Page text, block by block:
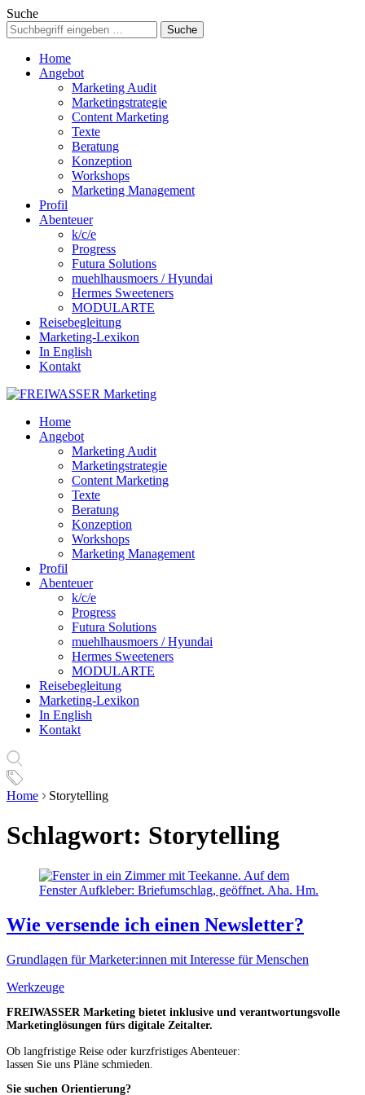
Suche
Home
Angebot
Marketing Audit
Marketingstrategie
Content Marketing
Texte
Beratung
Konzeption
Workshops
Marketing Management
Profil
Abenteuer
k/c/e
Progress
Futura Solutions
muehlhausmoers / Hyundai
Hermes Sweeteners
MODULARTE
Reisebegleitung
Marketing-Lexikon
In English
Kontakt
Home
Angebot
Marketing Audit
Marketingstrategie
Content Marketing
Texte
Beratung
Konzeption
Workshops
Marketing Management
Profil
Abenteuer
k/c/e
Progress
Futura Solutions
muehlhausmoers / Hyundai
Hermes Sweeteners
MODULARTE
Reisebegleitung
Marketing-Lexikon
In English
Kontakt
Home Storytelling
Schlagwort: Storytelling
Wie versende ich einen Newsletter?
Grundlagen für Marketer:innen mit Interesse für Menschen
Werkzeuge
FREIWASSER Marketing bietet inklusive und verantwortungsvolle
Marketinglösungen fürs digitale Zeitalter.
Ob langfristige Reise oder kurzfristiges Abenteuer:
lassen Sie uns Pläne schmieden.
Sie suchen Orientierung?